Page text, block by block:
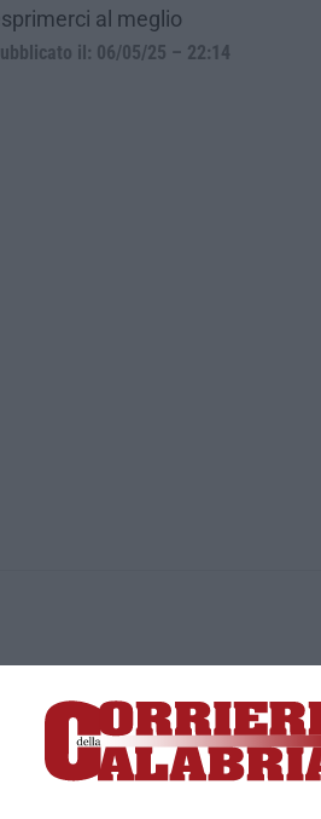
al meglio
il: 06/05/25 – 22:14
Terme (CZ)
Paola Militano |Privacy